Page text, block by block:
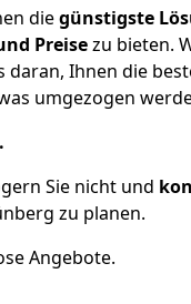
diegünstigste
Preisezu bieten.
Ihnen die
umgezogen
Sie nicht und
zu planen.
Angebote.